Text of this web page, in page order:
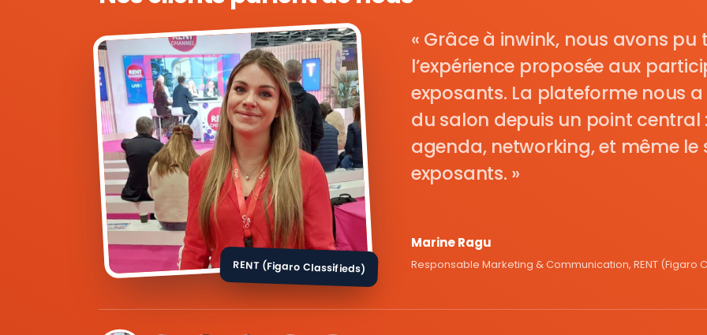
RENT (Figaro Classifieds)
Grâce à inwink, nous avons
l’expérience proposée aux
exposants. La plateforme nous
du salon depuis un point central
agenda, networking, et même le
exposants.
Marine Ragu
Responsable Marketing & Communication, RENT (Figaro